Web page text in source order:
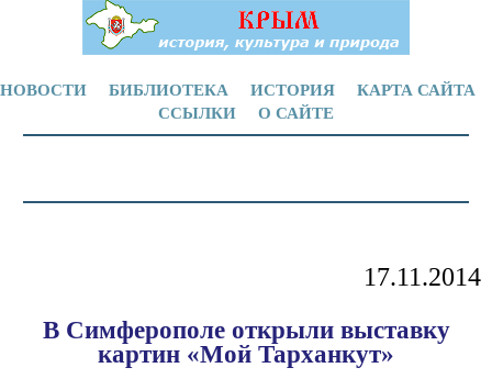
НОВОСТИ БИБЛИОТЕКА ИСТОРИЯ
КАРТА САЙТА
ССЫЛКИ
О САЙТЕ
17.11.2014
В Симферополе открыли выставку
картин «Мой Тарханкут»